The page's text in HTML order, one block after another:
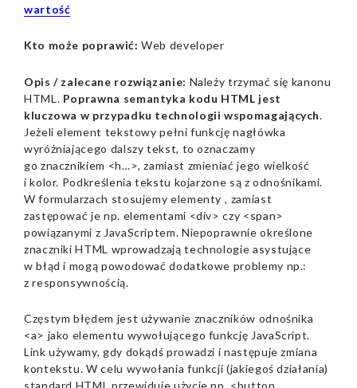
wartość
Kto może poprawić: Web developer
Opis / zalecane rozwiązanie: Należy trzymać się kanonu
HTML. Poprawna semantyka kodu HTML jest
kluczowa w przypadku technologii wspomagających.
Jeżeli element tekstowy pełni funkcję nagłówka
wyróżniającego dalszy tekst, to oznaczamy
go znacznikiem <h…>, zamiast zmieniać jego wielkość
i kolor. Podkreślenia tekstu kojarzone są z odnośnikami.
W formularzach stosujemy elementy ⁣, zamiast
zastępować je np. elementami <div> czy <span>
powiązanymi z JavaScriptem. Niepoprawnie określone
znaczniki HTML wprowadzają technologie asystujące
w błąd i mogą powodować dodatkowe problemy np.:
z responsywnością.
Częstym błędem jest używanie znaczników odnośnika
<a> jako elementu wywołującego funkcję JavaScript.
Link używamy, gdy dokądś prowadzi i następuje zmiana
kontekstu. W celu wywołania funkcji (jakiegoś działania)
standard HTML przewiduje użycie np. <button